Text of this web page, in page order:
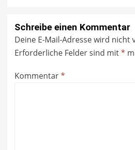
Schreibe einen Kommentar
Deine E-Mail-Adresse wird nicht
Erforderliche Felder sind mit*
Kommentar*